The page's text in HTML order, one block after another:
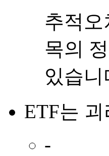
추적
목의
있습니
ETF는 괴
-